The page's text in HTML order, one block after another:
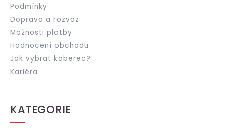
Podmínky
Doprava a rozvoz
Možnosti platby
Hodnocení obchodu
Jak vybrat koberec?
Kariéra
KATEGORIE